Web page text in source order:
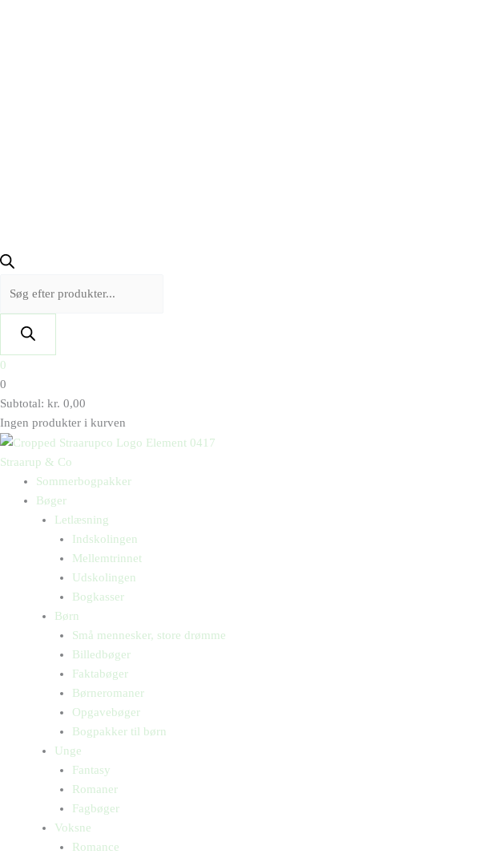
0
0
Subtotal: kr. 0,00
Ingen produkter i kurven
Straarup & Co
Sommerbogpakker
Bøger
Letlæsning
Indskolingen
Mellemtrinnet
Udskolingen
Bogkasser
Børn
Små mennesker, store drømme
Billedbøger
Faktabøger
Børneromaner
Opgavebøger
Bogpakker til børn
Unge
Fantasy
Romaner
Fagbøger
Voksne
Romance